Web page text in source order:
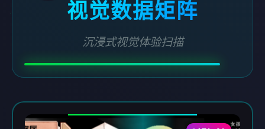
视觉数据矩阵
沉浸式视觉体验扫描